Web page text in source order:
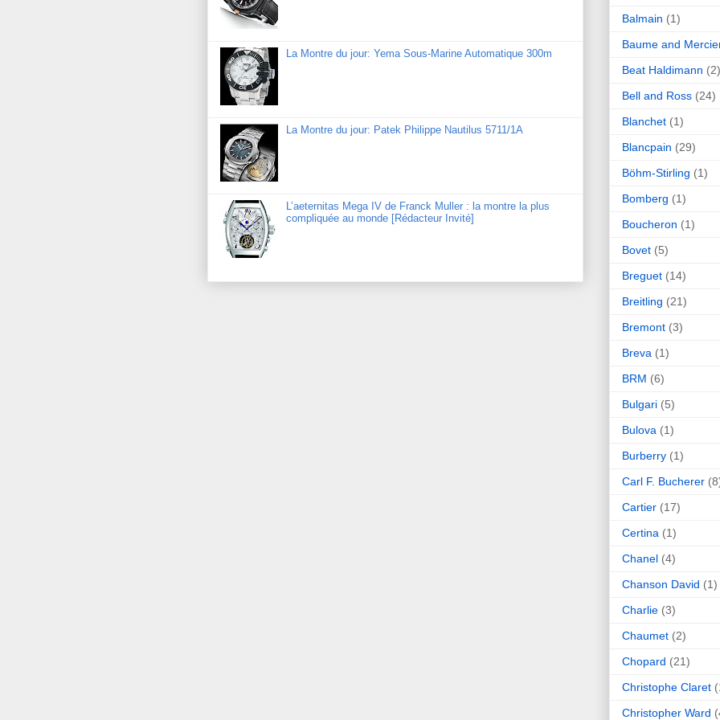
La Montre du jour: Yema Sous-Marine Automatique 300m
La Montre du jour: Patek Philippe Nautilus 5711/1A
L’aeternitas Mega IV de Franck Muller : la montre la plus
compliquée au monde [Rédacteur Invité]
Balmain (1)
Baume and
Beat Haldimann (2)
Bell and Ross (24)
Blanchet (1)
Blancpain (29)
Böhm-Stirling (1)
Bomberg (1)
Boucheron (1)
Bovet (5)
Breguet (14)
Breitling (21)
Bremont (3)
Breva (1)
BRM (6)
Bulgari (5)
Bulova (1)
Burberry (1)
Carl F. Bucherer
Cartier (17)
Certina (1)
Chanel (4)
Chanson David (1)
Charlie (3)
Chaumet (2)
Chopard (21)
Christophe Claret
Christopher Ward